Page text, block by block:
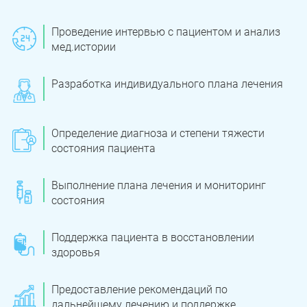
Проведение интервью с пациентом и анализ
мед.истории
Разработка индивидуального плана лечения
Определение диагноза и степени тяжести
состояния пациента
Выполнение плана лечения и мониторинг
состояния
Поддержка пациента в восстановлении
здоровья
Предоставление рекомендаций по
Я ознакомлен и принимаюусловия работы сайта
Задать вопрос
Я ознакомлен и принимаю условия работы сайта
Я ознакомлен и принимаюусловия работы сайта
Локомотивный Миньяр
Катав-Ивановск
Усть-Катав
Еманжелинск Карталы
Коркино Кыштым
Я ознакомлен и принимаюусловия работы сайта